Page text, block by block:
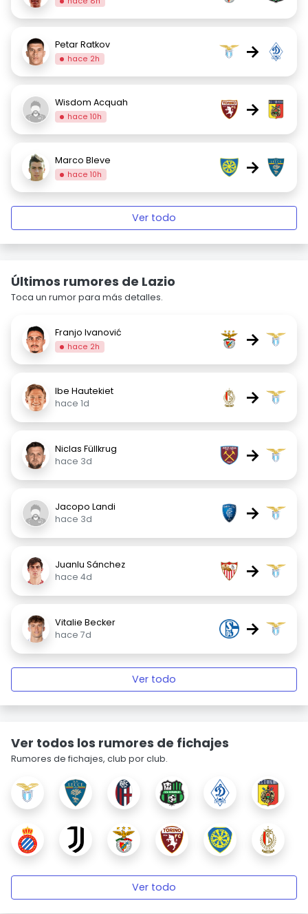
Petar Ratkov
hace 2h →
Wisdom Acquah
hace 10h →
Marco Bleve
hace 10h →
Ver todo
Últimos rumores de Lazio
Toca un rumor para más detalles.
Franjo Ivanović
hace 2h →
Ibe Hautekiet
hace 1d
→
Niclas Füllkrug
hace 3d
→
Jacopo Landi
hace 3d
→
Juanlu Sánchez
hace 4d
→
Vitalie Becker
hace 7d
→
Ver todo
Ver todos los rumores de fichajes
Rumores de fichajes, club por club.
Ver todo